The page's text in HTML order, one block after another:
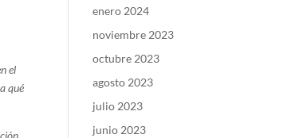
el
qué
enero 2024
noviembre 2023
octubre 2023
agosto 2023
julio 2023
junio 2023